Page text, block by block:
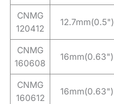
CNMG
120412
12.7mm(0.5")
CNMG
160608
16mm(0.63")
CNMG
160612
16mm(0.63")